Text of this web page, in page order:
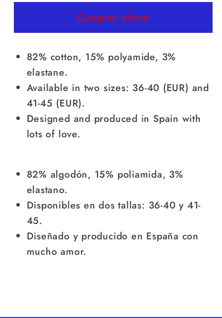
Comprar ahora
82% cotton, 15% polyamide, 3%
elastane.
Available in two sizes: 36-40 (EUR) and
41-45 (EUR).
Designed and produced in Spain with
lots of love.
82% algodón, 15% poliamida, 3%
elastano.
Disponibles en dos tallas: 36-40 y 41-
45.
Diseñado y producido en España con
mucho amor.